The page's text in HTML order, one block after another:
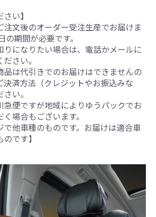
い】
文後のオーダー受注生産でお届けま
期間が必要です。
りになりたい場合は、電話かメールに
さい。
品は代引きでのお届けはできませんの
決済方法（クレジットやお振込みな
い。
急便ですが地域によりゆうパックでお
場合もございます。
で他車種のものです。お届けは適合車
です】